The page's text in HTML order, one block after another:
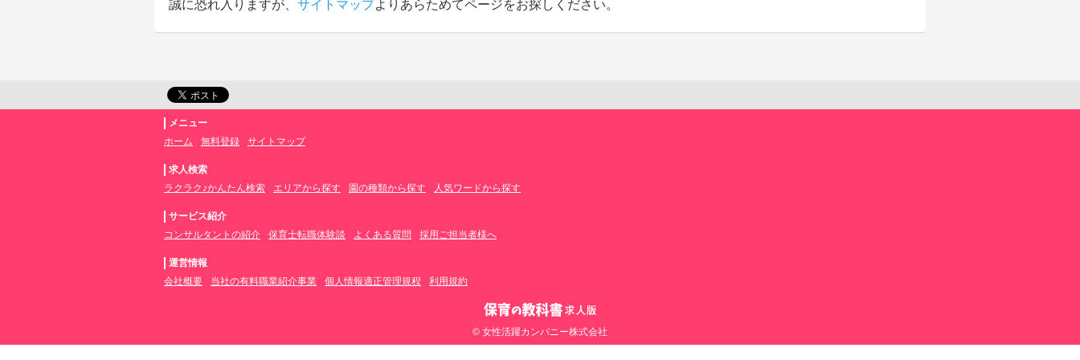
誠に恐れ入りますが、 サイトマップよりあらためてページをお探しください。
メニュー
ホーム
無料登録 サイトマップ
求人検索
ラクラク♪かんたん検索
エリアから探す 園の種類から探す 人気ワードから探す
サービス紹介
コンサルタントの紹介
保育士転職体験談 よくある質問 採用ご担当者様へ
運営情報
会社概要
当社の有料職業紹介事業 個人情報適正管理規程 利用規約
© 女性活躍カンパニー株式会社